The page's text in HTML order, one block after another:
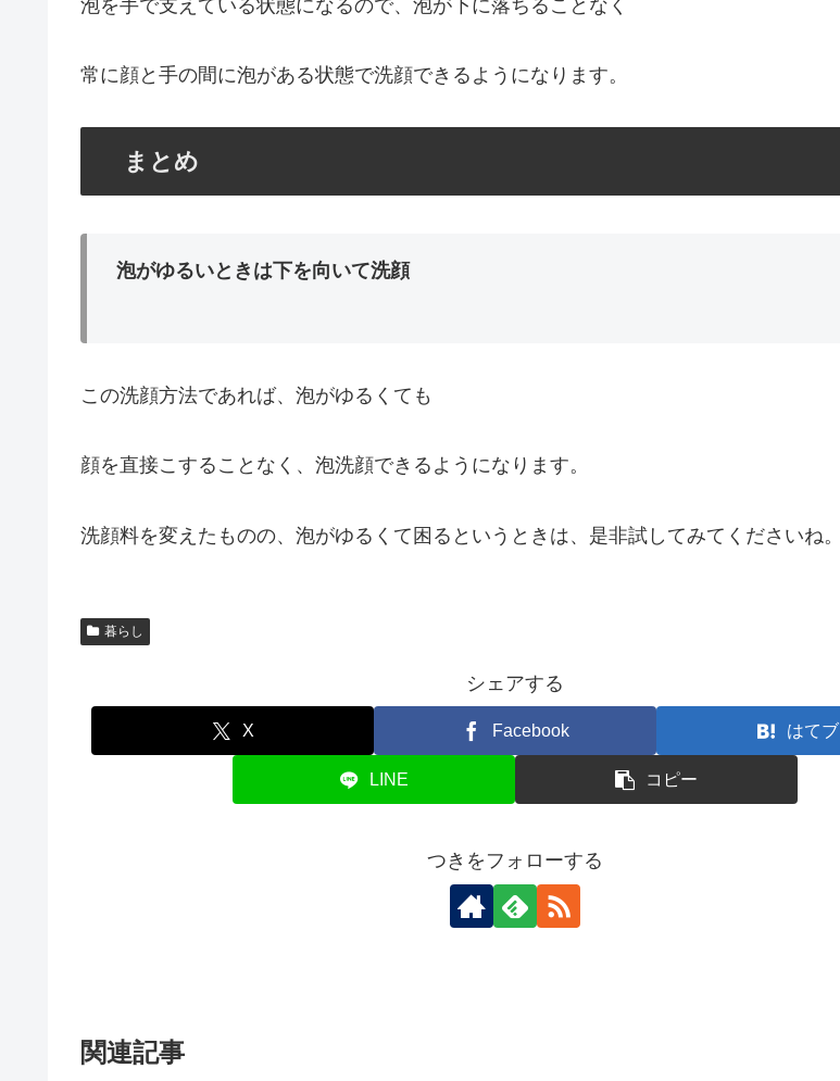
泡を手で支えている状態になるので、泡が下に落ちることなく
常に顔と手の間に泡がある状態で洗顔できるようになります。
まとめ
泡がゆるいときは下を向いて洗顔
この洗顔方法であれば、泡がゆるくても
顔を直接こすることなく、泡洗顔できるようになります。
洗顔料を変えたものの、泡がゆるくて困るというときは、是非試してみてくださいね。
暮らし
シェアする
X Facebook はてブ
LINE コピー
つきをフォローする
関連記事